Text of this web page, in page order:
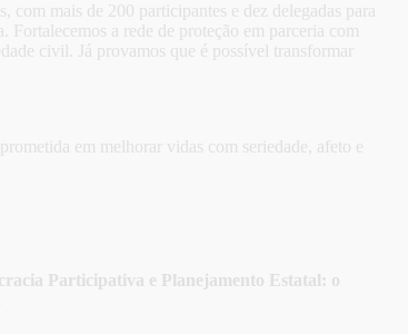
mais de 200 participantes e dez delegadas para
Fortalecemos a rede de proteção em parceria com
civil. Já provamos que é possível transformar
em melhorar vidas com seriedade, afeto e
Participativa e Planejamento Estatal: o